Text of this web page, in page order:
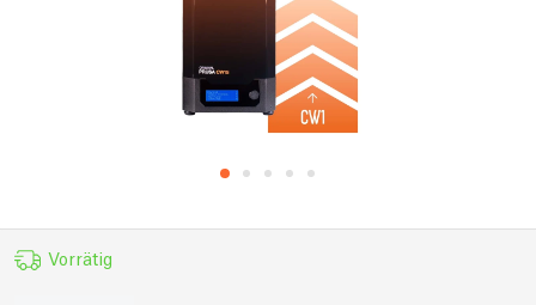
Vorrätig